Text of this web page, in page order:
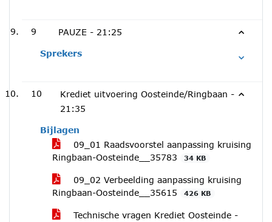
9 PAUZE - 21:25
Sprekers
10
Krediet uitvoering Oosteinde/Ringbaan -
21:35
Bijlagen
09_01 Raadsvoorstel aanpassing kruising
Ringbaan-Oosteinde__35783
34 KB
09_02 Verbeelding aanpassing kruising
Ringbaan-Oosteinde__35615
426 KB
Technische vragen Krediet Oosteinde -